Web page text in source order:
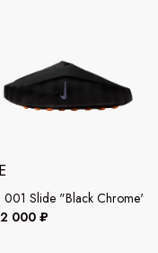
001 Slide "Black Chrome"
000 ₽